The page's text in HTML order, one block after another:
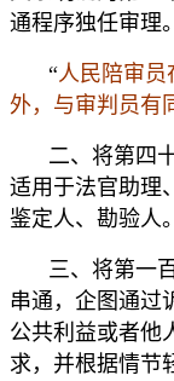
通程序独任审理。
“人民陪审
外，与审判员有
二、将第四
适用于法官助理
鉴定人、勘验人
三、将第一
串通，企图通过
公共利益或者他
求，并根据情节